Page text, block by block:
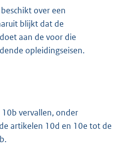
over een
blijkt dat de
aan de voor die
opleidingseisen.
vervallen, onder
artikelen 10d en 10e tot de